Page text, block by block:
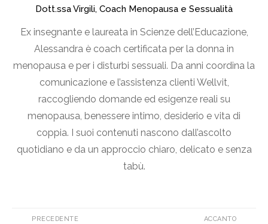
Dott.ssa Virgili, Coach Menopausa e Sessualità
Ex insegnante e laureata in Scienze dell’Educazione,
Alessandra è coach certificata per la donna in
menopausa e per i disturbi sessuali. Da anni coordina la
comunicazione e l’assistenza clienti Wellvit,
raccogliendo domande ed esigenze reali su
menopausa, benessere intimo, desiderio e vita di
coppia. I suoi contenuti nascono dall’ascolto
quotidiano e da un approccio chiaro, delicato e senza
tabù.
PRECEDENTE ACCANTO